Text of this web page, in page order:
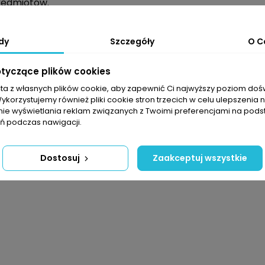
zamek błyskawiczny rozbudowują funkcjonalność
lepsze dopasowanie i izolację przed
pas przeciwśnieżny stanowi dodatkową barierę
a ciepłe wypełnienie poliestrowe
10000
Szczegóły O
plików cookies
z własnych plików cookie, aby zapewnić Ci najwyższy poziom
również pliki cookie stron trzecich w celu ulepszenia
wyświetlania reklam związanych z Twoimi preferencjami na
podczas nawigacji.
Dostosuj Zaakceptuj wszystkie